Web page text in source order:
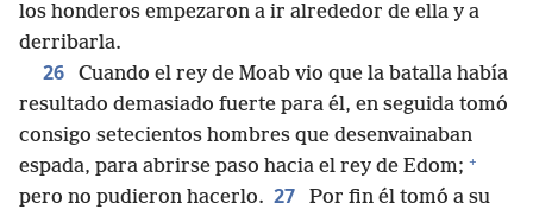
los honderos empezaron a ir alrededor de ella y a
derribarla.
26
Cuando el rey de Moab vio que la batalla había
resultado demasiado fuerte para él, en seguida tomó
consigo setecientos hombres que desenvainaban
espada, para abrirse paso hacia el rey de Edom; +
pero no pudieron hacerlo. 27
Por fin él tomó a su